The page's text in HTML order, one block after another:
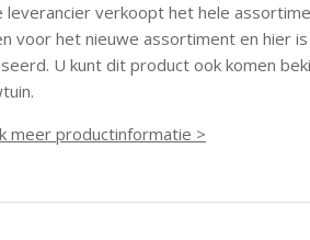
leverancier verkoopt het hele
voor het nieuwe assortiment en hier
U kunt dit product ook komen
meer productinformatie >